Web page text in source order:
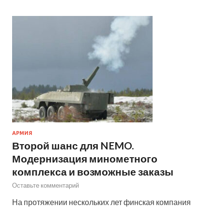
АРМИЯ
Второй шанс для NEMO.
Модернизация минометного
комплекса и возможные заказы
Оставьте комментарий
На протяжении нескольких лет финская компания